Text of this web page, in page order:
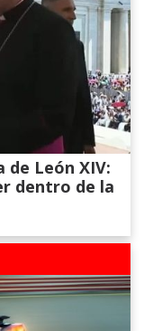
de León XIV:
dentro de la